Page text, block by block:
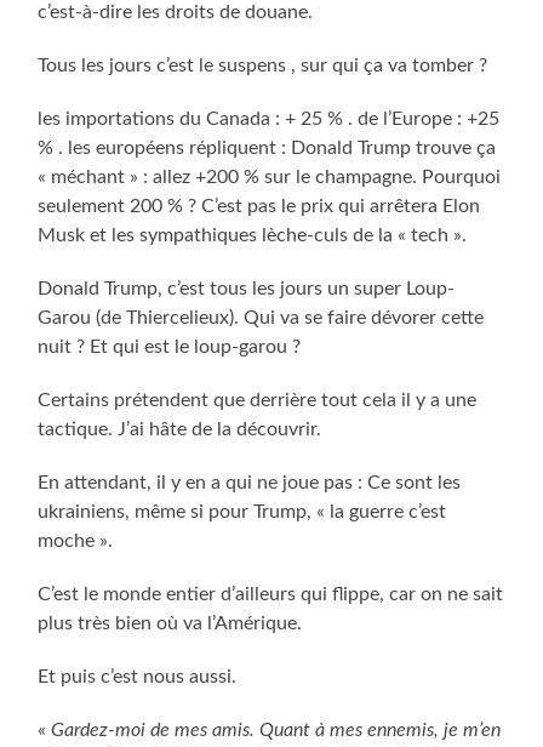
c’est-à-dire les droits de douane.
Tous les jours c’est le suspens , sur qui ça va tomber ?
les importations du Canada : + 25 % . de l’Europe : +25
% . les européens répliquent : Donald Trump trouve ça
« méchant » : allez +200 % sur le champagne. Pourquoi
seulement 200 % ? C’est pas le prix qui arrêtera Elon
Musk et les sympathiques lèche-culs de la « tech ».
Donald Trump, c’est tous les jours un super Loup-
Garou (de Thiercelieux). Qui va se faire dévorer cette
nuit ? Et qui est le loup-garou ?
Certains prétendent que derrière tout cela il y a une
tactique. J’ai hâte de la découvrir.
En attendant, il y en a qui ne joue pas : Ce sont les
ukrainiens, même si pour Trump, « la guerre c’est
moche ».
C’est le monde entier d’ailleurs qui flippe, car on ne sait
plus très bien où va l’Amérique.
Et puis c’est nous aussi.
«Gardez-moi de mes amis. Quant à mes ennemis, je m’en